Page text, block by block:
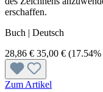
erschaffen.
Buch | Deutsch
28,86 € 35,00 € (17.54%
Zum Artikel